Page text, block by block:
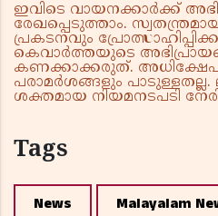
ഇവിടെ വായനക്കാർക്ക്
രേഖപ്പെടുത്താം.
പ്രകടനവും
കെവാർത്തയുടെ
കണക്കാക്കരുത്.
പരാമർശങ്ങളും
ശക്തമായ നിയമനടപടി
Tags
News Malayalam